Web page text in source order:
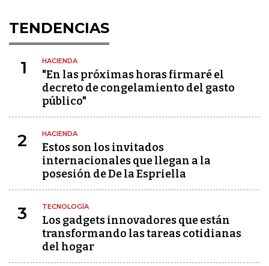
TENDENCIAS
1 HACIENDA
"En las próximas horas firmaré el
decreto de congelamiento del gasto
público"
2 HACIENDA
Estos son los invitados
internacionales que llegan a la
posesión de De la Espriella
3 TECNOLOGÍA
Los gadgets innovadores que están
transformando las tareas cotidianas
del hogar